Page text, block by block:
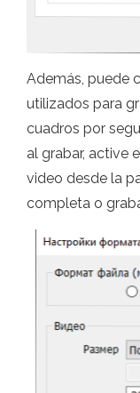
Además, puede
utilizados para
cuadros por
al grabar, active
video desde la
completa o